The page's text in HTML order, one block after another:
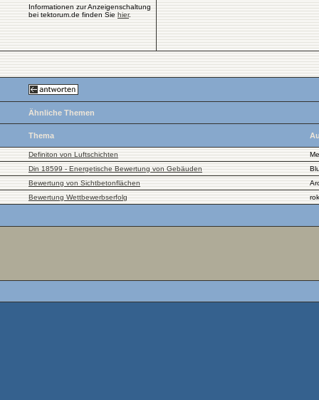
Informationen zur Anzeigenschaltung
bei tektorum.de finden Sie hier.
Ähnliche Themen
Thema
Definiton von Luftschichten
Din 18599 - Energetische Bewertung von Gebäuden
Bewertung von Sichtbetonflächen
Bewertung Wettbewerbserfolg